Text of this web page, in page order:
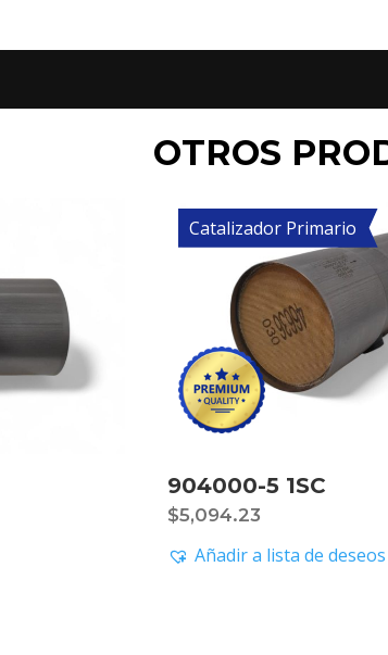
OTROS
Catalizador Primario
904000-5 1SC
$5,094.23
Añadir a lista de deseos